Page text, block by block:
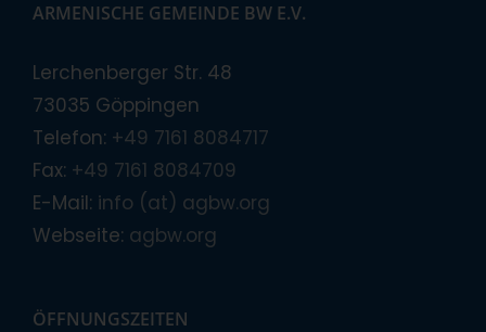
ARMENISCHE GEMEINDE BW E.V.
Lerchenberger Str. 48
73035 Göppingen
Telefon: +49 7161 8084717
Fax: +49 7161 8084709
E-Mail: info (at) agbw.org
Webseite: agbw.org
ÖFFNUNGSZEITEN